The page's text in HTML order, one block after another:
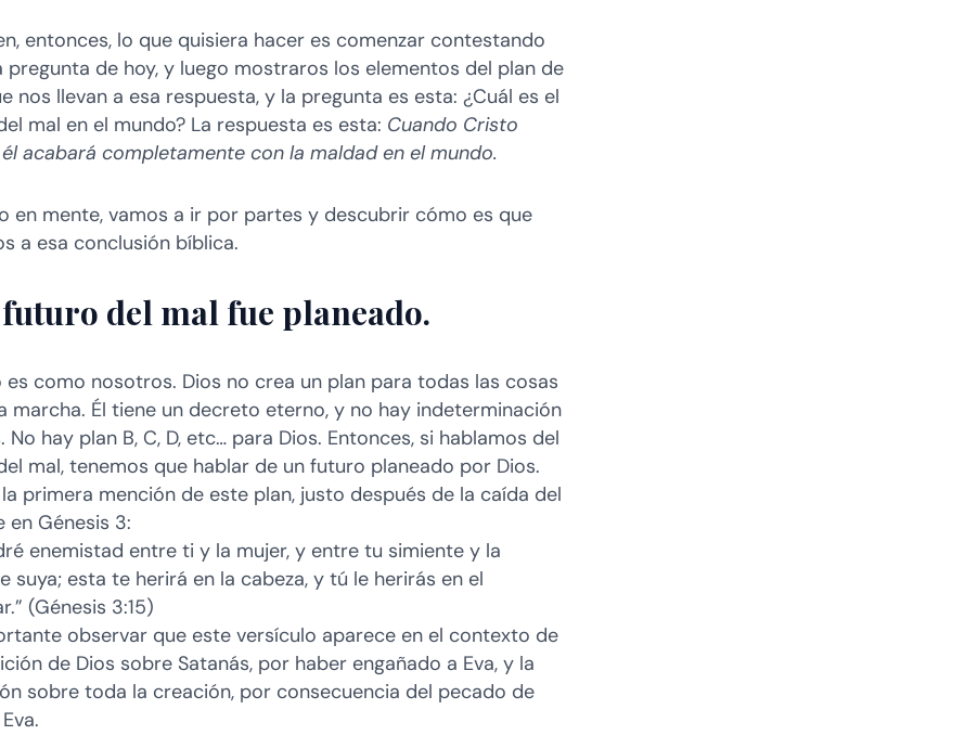
entonces, lo que quisiera hacer es comenzar contestando
pregunta de hoy, y luego mostraros los elementos del plan de
nos llevan a esa respuesta, y la pregunta es esta: ¿Cuál es el
mal en el mundo? La respuesta es esta: Cuando Cristo
acabará completamente con la maldad en el mundo.
en mente, vamos a ir por partes y descubrir cómo es que
a esa conclusión bíblica.
futuro del mal fue planeado.
es como nosotros. Dios no crea un plan para todas las cosas
marcha. Él tiene un decreto eterno, y no hay indeterminación
No hay plan B, C, D, etc… para Dios. Entonces, si hablamos del
mal, tenemos que hablar de un futuro planeado por Dios.
primera mención de este plan, justo después de la caída del
en Génesis 3:
enemistad entre ti y la mujer, y entre tu simiente y la
suya; esta te herirá en la cabeza, y tú le herirás en el
(Génesis 3:15)
observar que este versículo aparece en el contexto de
de Dios sobre Satanás, por haber engañado a Eva, y la
sobre toda la creación, por consecuencia del pecado de